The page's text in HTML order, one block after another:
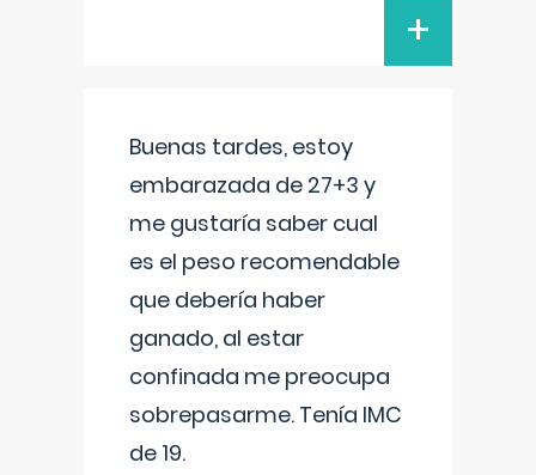
+
Buenas tardes, estoy
embarazada de 27+3 y
me gustaría saber cual
es el peso recomendable
que debería haber
ganado, al estar
confinada me preocupa
sobrepasarme. Tenía IMC
de 19.